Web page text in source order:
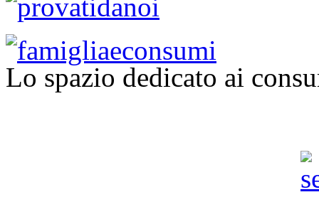
Lo spazio dedicato ai